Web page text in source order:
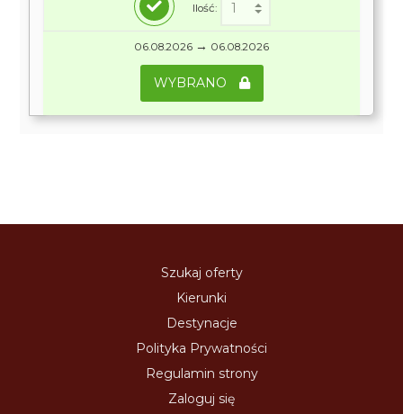
Ilość:
06.08.2026 → 06.08.2026
WYBRANO
Szukaj oferty
Kierunki
Destynacje
Polityka Prywatności
Regulamin strony
Zaloguj się